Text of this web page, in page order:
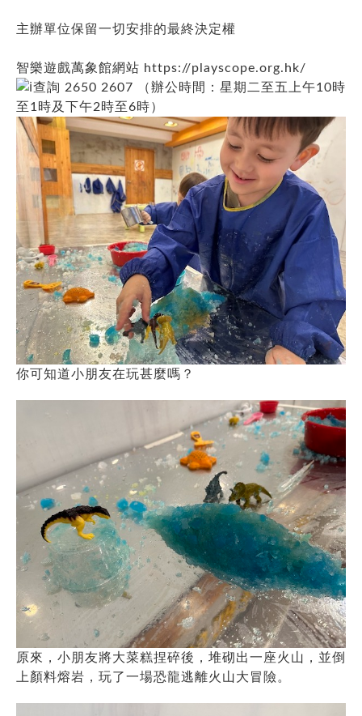
主辦單位保留一切安排的最終決定權
智樂遊戲萬象館網站 https://playscope.org.hk/
查詢 2650 2607 （辦公時間：星期二至五上午10時
至1時及下午2時至6時）
你可知道小朋友在玩甚麼嗎？
原來，小朋友將大菜糕捏碎後，堆砌出一座火山，並倒
上顏料熔岩，玩了一場恐龍逃離火山大冒險。